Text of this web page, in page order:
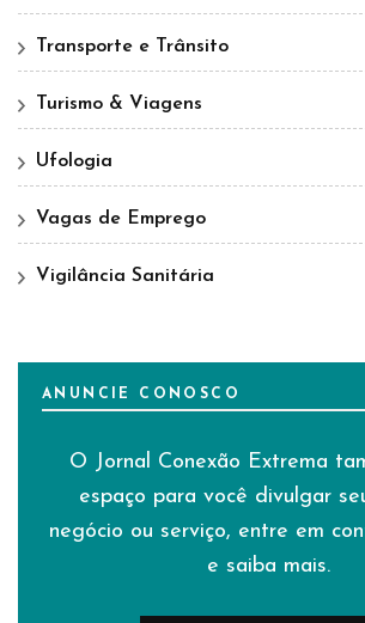
Transporte e Trânsito
Turismo & Viagens
Ufologia
Vagas de Emprego
Vigilância Sanitária
ANUNCIE CONOSCO
O Jornal Conexão Extrema
espaço para você divulgar
negócio ou serviço, entre em
e saiba mais.